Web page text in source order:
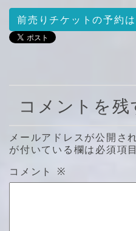
前売りチケットの予約
コメントを残
メールアドレスが公開さ
が付いている欄は必須項
コメント ※